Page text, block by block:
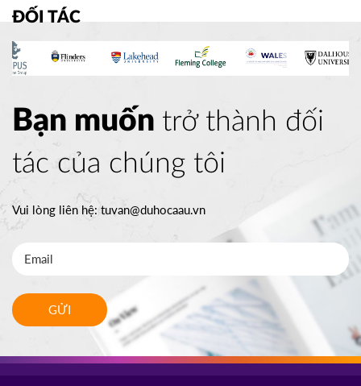
ĐỐI TÁC
Bạn muốn trở thành đối
tác của chúng tôi
Vui lòng liên hệ:tuvan@duhocaau.vn
GỬI